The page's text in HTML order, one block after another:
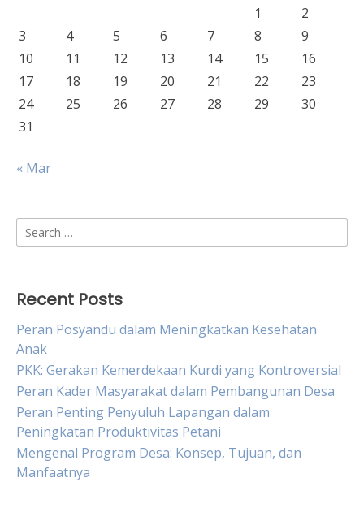
1
2
3
4 5 6 7 8
9
10
11 12 13 14 15
16
17
18 19 20 21 22
23
24
25 26 27 28 29
30
31
« Mar
Search
for:
Recent Posts
Peran Posyandu dalam Meningkatkan Kesehatan
Anak
PKK: Gerakan Kemerdekaan Kurdi yang Kontroversial
Peran Kader Masyarakat dalam Pembangunan Desa
Peran Penting Penyuluh Lapangan dalam
Peningkatan Produktivitas Petani
Mengenal Program Desa: Konsep, Tujuan, dan
Manfaatnya